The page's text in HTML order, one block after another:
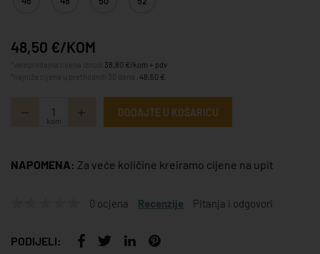
48,50 €/KOM
38,80 €/kom + pdv
48,50 €
kom
DODAJTE U KOŠARICU
NAPOMENA: Za veće količine kreiramo cijene na upit
0 ocjena Recenzije Pitanja i odgovori
PODIJELI: